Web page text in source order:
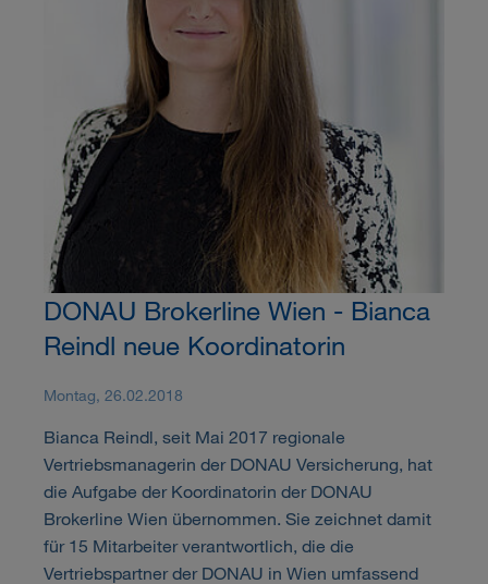
DONAU Brokerline Wien - Bianca
Reindl neue Koordinatorin
Montag, 26.02.2018
Bianca Reindl, seit Mai 2017 regionale
Vertriebsmanagerin der DONAU Versicherung, hat
die Aufgabe der Koordinatorin der DONAU
Brokerline Wien übernommen. Sie zeichnet damit
für 15 Mitarbeiter verantwortlich, die die
Vertriebspartner der DONAU in Wien umfassend